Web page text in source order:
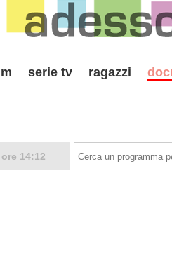
serie tv ragazzi
14:12